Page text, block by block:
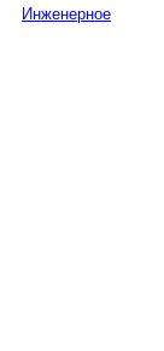
Инженерное